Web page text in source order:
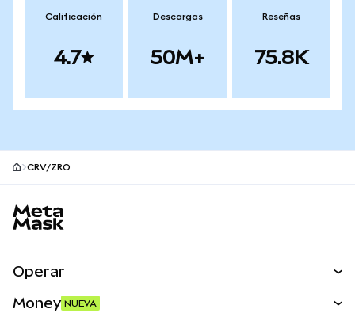
Calificación
4.7
Descargas
50M+
Reseñas
75.8K
CRV/ZRO
Operar
Money NUEVA